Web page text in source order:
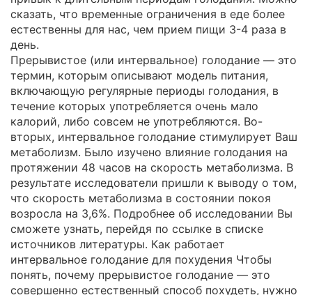
сказать, что временные ограничения в еде более
естественны для нас, чем прием пищи 3-4 раза в
день.
Прерывистое (или интервальное) голодание — это
термин, которым описывают модель питания,
включающую регулярные периоды голодания, в
течение которых употребляется очень мало
калорий, либо совсем не употребляются. Во-
вторых, интервальное голодание стимулирует Ваш
метаболизм. Было изучено влияние голодания на
протяжении 48 часов на скорость метаболизма. В
результате исследователи пришли к выводу о том,
что скорость метаболизма в состоянии покоя
возросла на 3,6%. Подробнее об исследовании Вы
сможете узнать, перейдя по ссылке в списке
источников литературы. Как работает
интервальное голодание для похудения Чтобы
понять, почему прерывистое голодание — это
совершенно естественный способ похудеть, нужно